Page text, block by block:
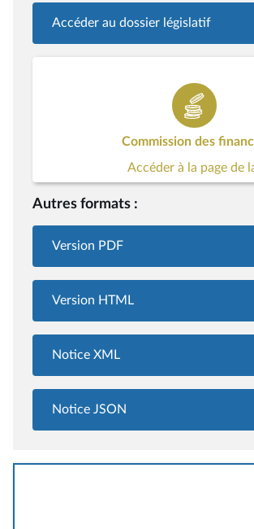
Accéder au dossier législatif
Commission des
Accéder à la page de
Autres formats :
Version PDF
Version HTML
Notice XML
Notice JSON